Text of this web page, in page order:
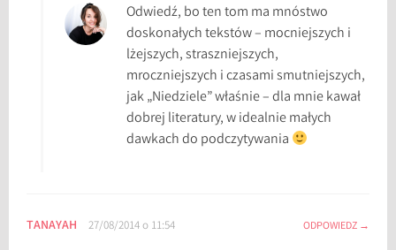
d
z
e
l
e
,
Odwiedź, bo ten tom ma mnóstwo
doskonałych tekstów – mocniejszych i
lżejszych, straszniejszych,
mroczniejszych i czasami smutniejszych,
jak „Niedziele” właśnie – dla mnie kawał
dobrej literatury, w idealnie małych
dawkach do podczytywania
TANAYAH 27/08/2014 o 11:54 ODPOWIEDZ